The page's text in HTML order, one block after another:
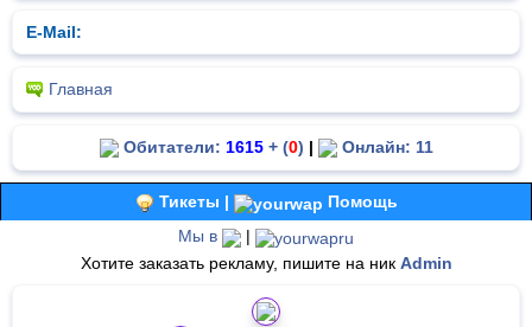
E-Mail:
Главная
Обитатели: 1615+ (0) | Онлайн: 11
Тикеты |
Помощь
Мы в
|
Хотите заказать рекламу, пишите на ник Admin